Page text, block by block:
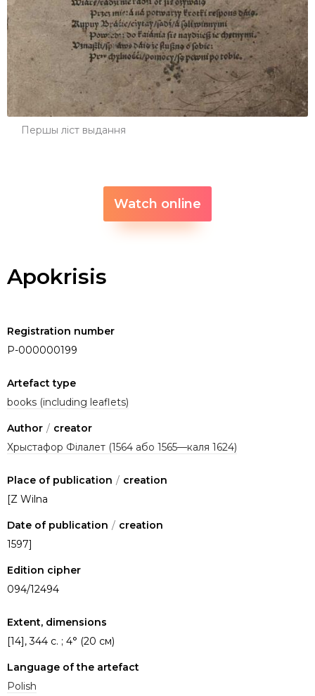
Першы ліст выдання
Watch online
Apokrisis
Registration number
P-000000199
Artefact type
books (including leaflets)
Author / creator
Хрыстафор Філалет (1564 або 1565—каля 1624)
Place of publication / creation
[Z Wilna
Date of publication / creation
1597]
Edition cipher
094/12494
Extent, dimensions
[14], 344 с. ; 4° (20 см)
Language of the artefact
Polish